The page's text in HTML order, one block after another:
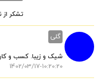
تشکر از
گلی
شیک و زیبا. کسب و
1402/03/17-10:20:20